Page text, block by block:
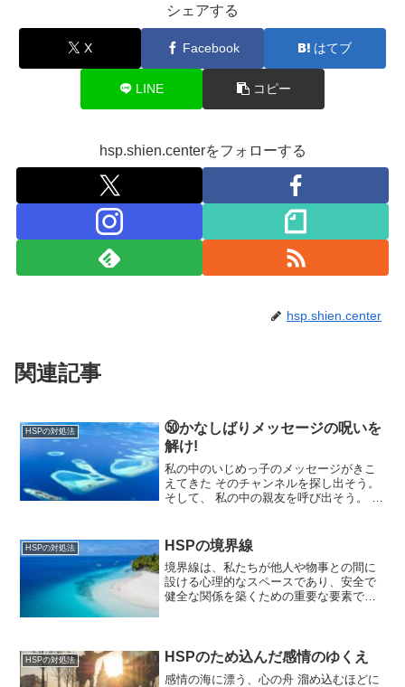
シェアする
X Facebook はてブ
LINE コピー
hsp.shien.centerをフォローする
hsp.shien.center
関連記事
HSPの対処法
㊿かなしばりメッセージの呪いを
解け!
私の中のいじめっ子のメッセージがきこ
えてきた そのチャンネルを探し出そう。
そして、 私の中の親友を呼び出そう。 私
ージ私はなにをやっても 成功しない。 絶
望的だ。チ...
HSPの対処法 HSPの境界線
境界線は、私たちが他人や物事との間に
設ける心理的なスペースであり、安全で
健全な関係を築くための重要な要素で
心の窓を開閉し、適切な距離...
HSPの対処法 HSPのため込んだ感情のゆくえ
感情の海に漂う、心の舟 溜め込むほどに